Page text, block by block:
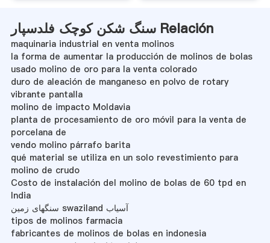
سنگ شکن کوچک فلدسپار Relación
maquinaria industrial en venta molinos
la forma de aumentar la producción de molinos de bolas
usado molino de oro para la venta colorado
duro de aleación de manganeso en polvo de rotary
vibrante pantalla
molino de impacto Moldavia
planta de procesamiento de oro móvil para la venta de
porcelana de
vendo molino párrafo barita
qué material se utiliza en un solo revestimiento para
molino de crudo
Costo de instalación del molino de bolas de 60 tpd en
India
سنگهای زمین swaziland آسیاب
tipos de molinos farmacia
fabricantes de molinos de bolas en indonesia